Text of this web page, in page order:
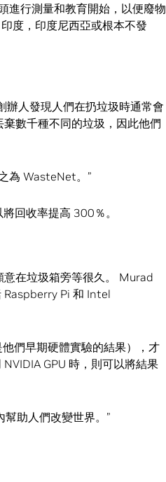
進行測量和教育開始，以便廢物
度，印度尼西亞或根本不發
人發現人們在扔垃圾時通常會
數千種不同的垃圾，因此他們
為 WasteNet。”
回收率提高 300％。
在垃圾箱旁等很久。 Murad
Raspberry Pi 和 Intel
們早期硬體實驗的結果），才
GPU 時，則可以將結果
幫助人們改變世界。”